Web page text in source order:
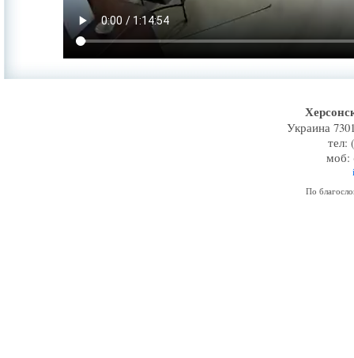
Украина
тел:
моб:
По